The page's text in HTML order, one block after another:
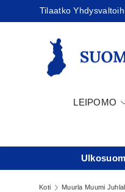
Jatka sisältöön
Tilaatko
LEIPOMO
Koti Muurla Muumi